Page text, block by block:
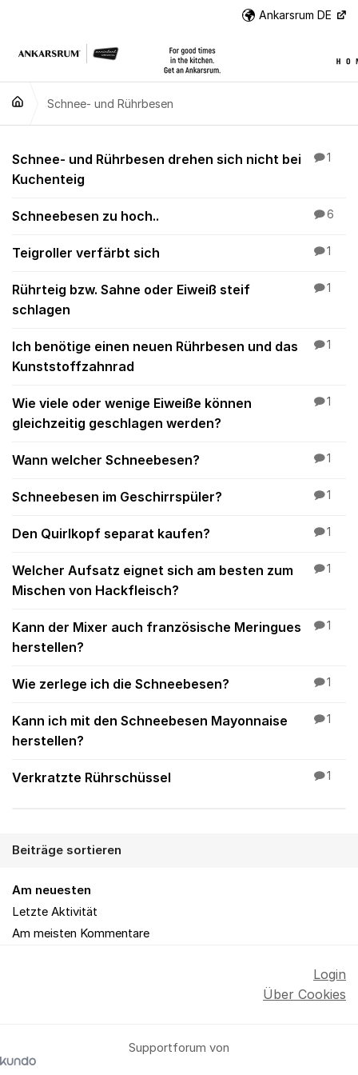
Ankarsrum DE
Schnee- und Rührbesen
Schnee- und
Schnee- und Rührbesen drehen sich nicht bei
Kuchenteig
1
Schneebesen zu hoch.. 6
Teigroller verfärbt sich 1
Rührteig bzw. Sahne oder Eiweiß steif
schlagen
1
Ich benötige einen neuen Rührbesen und das
Kunststoffzahnrad
1
Wie viele oder wenige Eiweiße können
gleichzeitig geschlagen werden?
1
Wann welcher Schneebesen? 1
Schneebesen im Geschirrspüler? 1
Den Quirlkopf separat kaufen? 1
Welcher Aufsatz eignet sich am besten zum
Mischen von Hackfleisch?
1
Kann der Mixer auch französische Meringues
herstellen?
1
Wie zerlege ich die Schneebesen? 1
Kann ich mit den Schneebesen Mayonnaise
herstellen?
1
Verkratzte Rührschüssel 1
Beiträge sortieren
Am neuesten
Letzte Aktivität
Am meisten Kommentare
Supportforum von
Login
Über Cookies